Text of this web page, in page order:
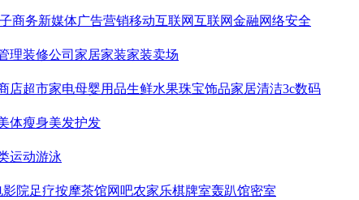
商务新媒体广告营销移动互联网互联网金融网络安全
理装修公司 家居家装家装卖场
店超市家电母婴用品生鲜水果珠宝饰品家居清洁3c数码
体瘦身美发护发
运动游泳
影院足疗按摩茶馆网吧农家乐棋牌室轰趴馆密室